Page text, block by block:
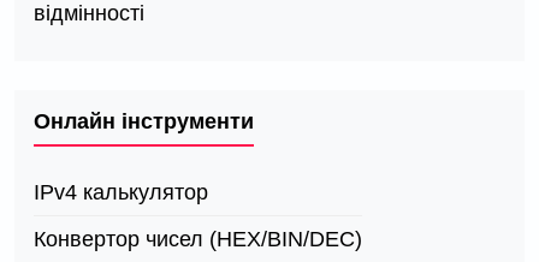
відмінності
Онлайн інструменти
IPv4 калькулятор
Конвертор чисел (HEX/BIN/DEC)